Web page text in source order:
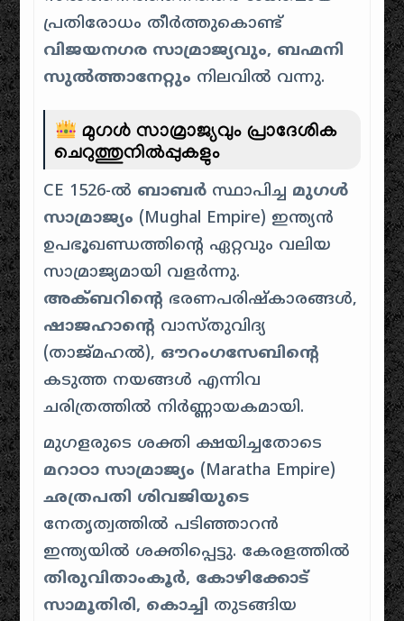
പ്രതിരോധം തീർത്തുകൊണ്ട്
വിജയനഗര സാമ്രാജ്യവും, ബഹ്മനി
സുൽത്താനേറ്റും നിലവിൽ വന്നു.
മുഗൾ സാമ്രാജ്യവും പ്രാദേശിക
ചെറുത്തുനിൽപ്പുകളും
CE 1526-ൽ ബാബർ സ്ഥാപിച്ച മുഗൾ
സാമ്രാജ്യം (Mughal Empire) ഇന്ത്യൻ
ഉപഭൂഖണ്ഡത്തിൻ്റെ ഏറ്റവും വലിയ
സാമ്രാജ്യമായി വളർന്നു.
അക്ബറിൻ്റെ ഭരണപരിഷ്കാരങ്ങൾ,
ഷാജഹാൻ്റെ വാസ്തുവിദ്യ
(താജ്മഹൽ), ഔറംഗസേബിൻ്റെ
കടുത്ത നയങ്ങൾ എന്നിവ
ചരിത്രത്തിൽ നിർണ്ണായകമായി.
മുഗളരുടെ ശക്തി ക്ഷയിച്ചതോടെ
മറാഠാ സാമ്രാജ്യം (Maratha Empire)
ഛത്രപതി ശിവജിയുടെ
നേതൃത്വത്തിൽ പടിഞ്ഞാറൻ
ഇന്ത്യയിൽ ശക്തിപ്പെട്ടു. കേരളത്തിൽ
തിരുവിതാംകൂർ, കോഴിക്കോട്
സാമൂതിരി, കൊച്ചി തുടങ്ങിയ